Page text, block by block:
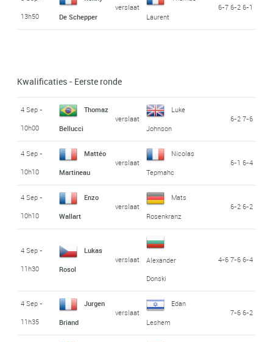
13h50
De Schepper
verslaat
Laurent
6-7 6-2 6-1
Kwalificaties - Eerste ronde
4 Sep -
10h00
Thomaz
Bellucci
verslaat
Luke
Johnson
6-2 7-6
4 Sep -
10h10
Mattéo
Martineau
verslaat
Nicolas
Tepmahc
6-1 6-4
4 Sep -
10h10
Enzo
Wallart
verslaat
Mats
Rosenkranz
6-2 6-2
4 Sep -
11h30
Lukas
Rosol
verslaat
Alexander
Donski
4-6 7-6 6-4
4 Sep -
11h35
Jurgen
Briand
verslaat
Edan
Leshem
7-6 6-2